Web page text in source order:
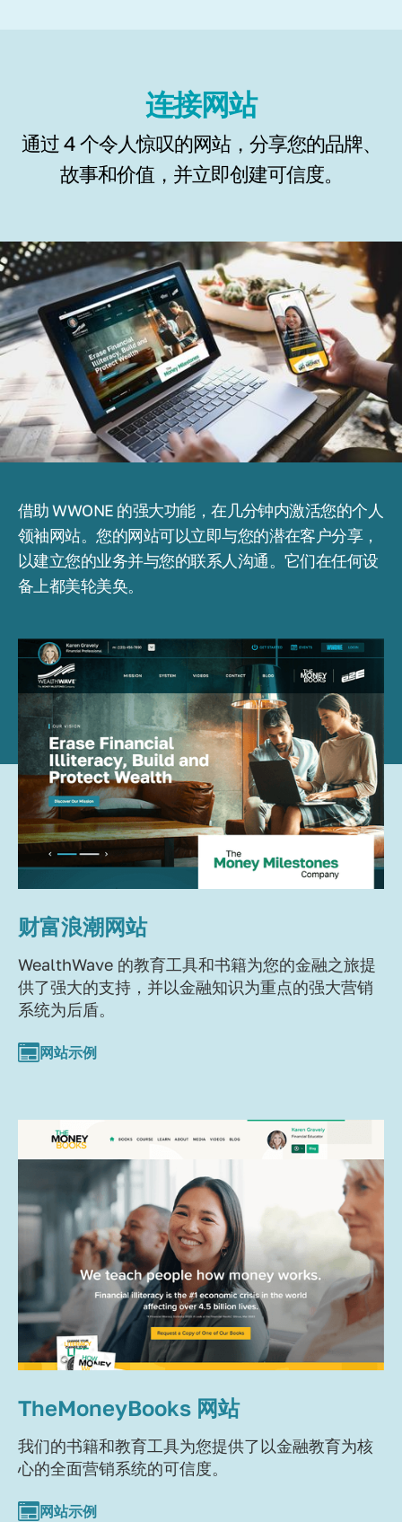
连接网站
通过 4 个令人惊叹的网站，分享您的品牌、
故事和价值，并立即创建可信度。
借助 WWONE 的强大功能，在几分钟内激活您的个人
领袖网站。您的网站可以立即与您的潜在客户分享，
以建立您的业务并与您的联系人沟通。它们在任何设
备上都美轮美奂。
财富浪潮网站
WealthWave 的教育工具和书籍为您的金融之旅提
供了强大的支持，并以金融知识为重点的强大营销
系统为后盾。
网站示例
TheMoneyBooks 网站
我们的书籍和教育工具为您提供了以金融教育为核
心的全面营销系统的可信度。
网站示例